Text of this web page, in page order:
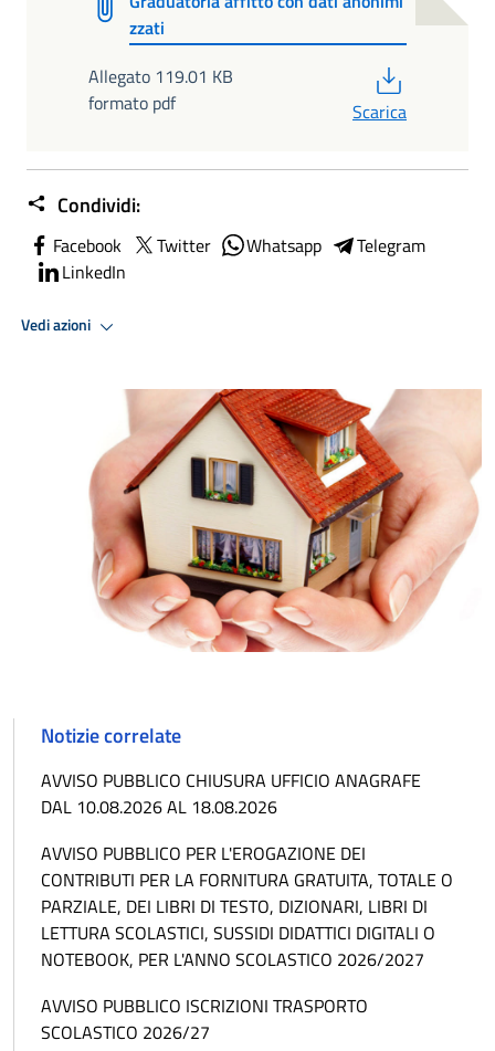
zzati
Allegato 119.01 KB
formato pdf
Scarica
Condividi:
Facebook Twitter Whatsapp
Telegram
LinkedIn
Vedi azioni
Notizie correlate
AVVISO PUBBLICO CHIUSURA UFFICIO ANAGRAFE
DAL 10.08.2026 AL 18.08.2026
AVVISO PUBBLICO PER L'EROGAZIONE DEI
CONTRIBUTI PER LA FORNITURA GRATUITA, TOTALE O
PARZIALE, DEI LIBRI DI TESTO, DIZIONARI, LIBRI DI
LETTURA SCOLASTICI, SUSSIDI DIDATTICI DIGITALI O
NOTEBOOK, PER L'ANNO SCOLASTICO 2026/2027
AVVISO PUBBLICO ISCRIZIONI TRASPORTO
SCOLASTICO 2026/27